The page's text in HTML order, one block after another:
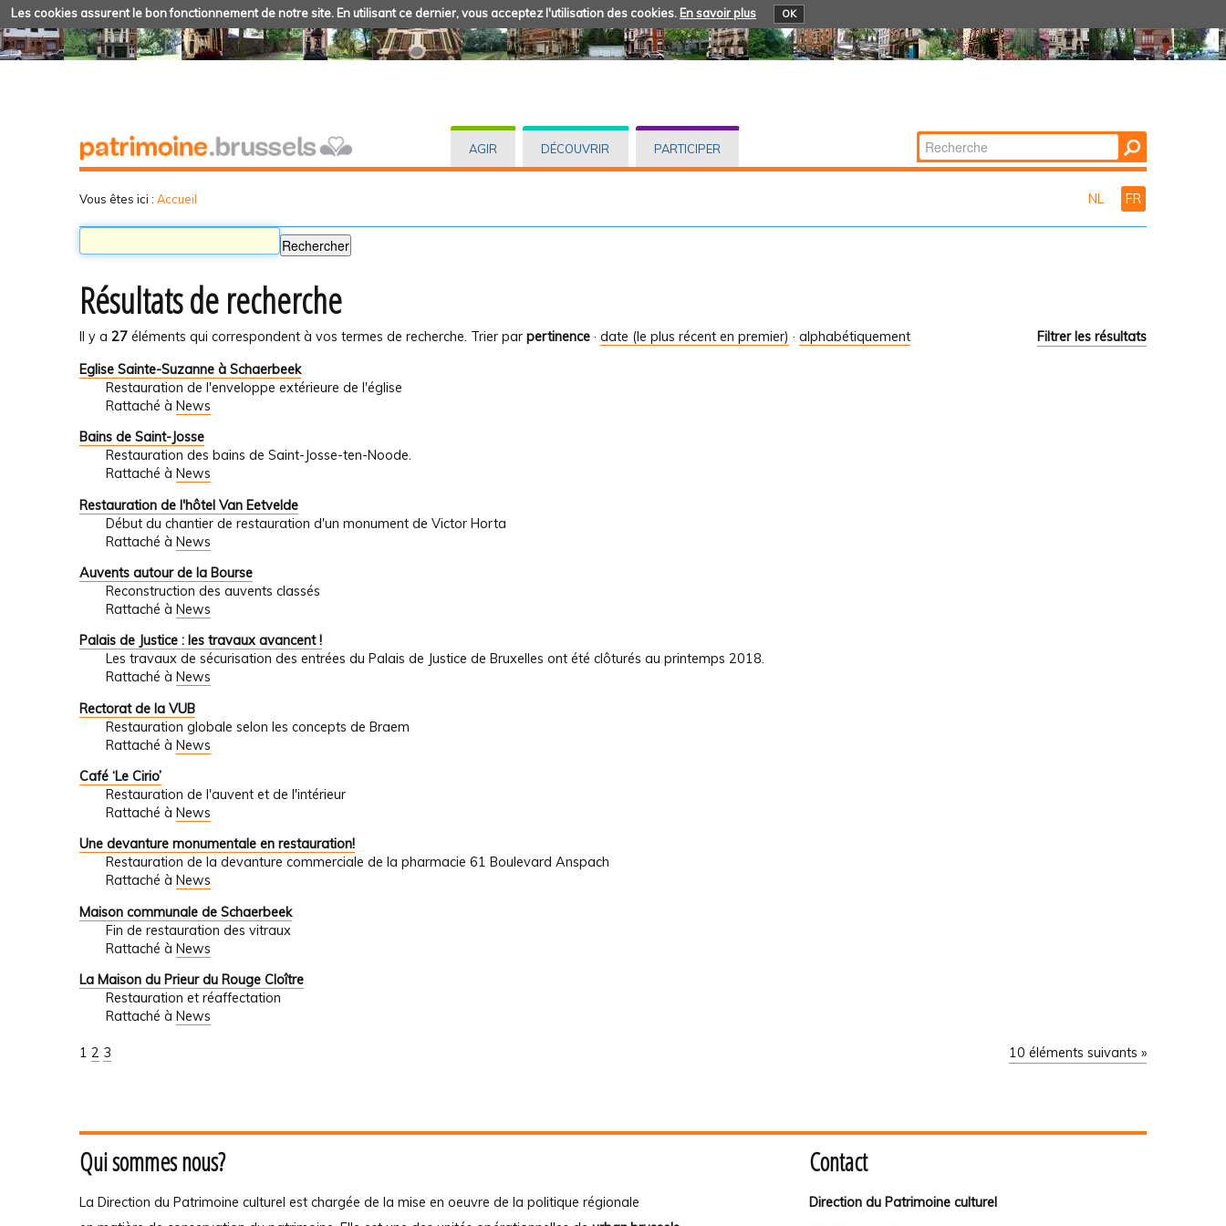
Les cookies assurent le bon fonctionnement de notre site. En utilisant ce dernier, vous acceptez l'utilisation des cookies. En savoir plus OK
AGIR DÉCOUVRIR PARTICIPER Chercher par
Recherche
Vous êtes ici : Accueil NL FR
Résultats de recherche
Il y a 27 éléments qui correspondent à vos termes de recherche. Filtrer les résultats
Trier par pertinence · date (le plus récent en premier) · alphabétiquement
Eglise Sainte-Suzanne à Schaerbeek
Restauration de l'enveloppe extérieure de l'église
Rattaché à News
Bains de Saint-Josse
Restauration des bains de Saint-Josse-ten-Noode.
Rattaché à News
Restauration de l'hôtel Van Eetvelde
Début du chantier de restauration d'un monument de Victor Horta
Rattaché à News
Auvents autour de la Bourse
Reconstruction des auvents classés
Rattaché à News
Palais de Justice : les travaux avancent !
Les travaux de sécurisation des entrées du Palais de Justice de Bruxelles ont été clôturés au printemps 2018.
Rattaché à News
Rectorat de la VUB
Restauration globale selon les concepts de Braem
Rattaché à News
Café ‘Le Cirio’
Restauration de l'auvent et de l'intérieur
Rattaché à News
Une devanture monumentale en restauration!
Restauration de la devanture commerciale de la pharmacie 61 Boulevard Anspach
Rattaché à News
Maison communale de Schaerbeek
Fin de restauration des vitraux
Rattaché à News
La Maison du Prieur du Rouge Cloître
Restauration et réaffectation
Rattaché à News
10 éléments suivants »
1 2 3
Qui sommes nous?
La Direction du Patrimoine culturel est chargée de la mise en oeuvre de la politique régionale
Contact
Direction du Patrimoine culturel